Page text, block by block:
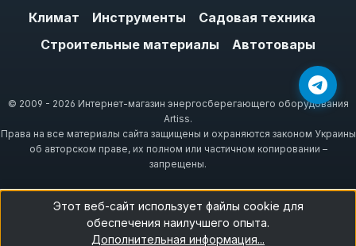
Климат
Инструменты
Садовая техника
Строительные материалы
Автотовары
© 2009 - 2026 Интернет-магазин энергосберегающего оборудования
Artiss.
Права на все материалы сайта защищены и охраняются законом Украины
об авторском праве, их полном или частичном копировании –
запрещены.
Этот веб-сайт использует файлы cookie для
обеспечения наилучшего опыта.
Дополнительная информация...